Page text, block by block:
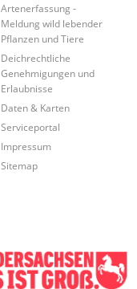
Artenerfassung -
Meldung wild lebender
Pflanzen und Tiere
Deichrechtliche
Genehmigungen und
Erlaubnisse
Daten & Karten
Serviceportal
Impressum
Sitemap